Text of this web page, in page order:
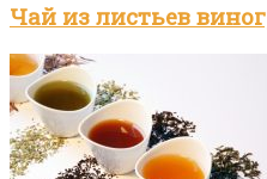
Чай из листьев